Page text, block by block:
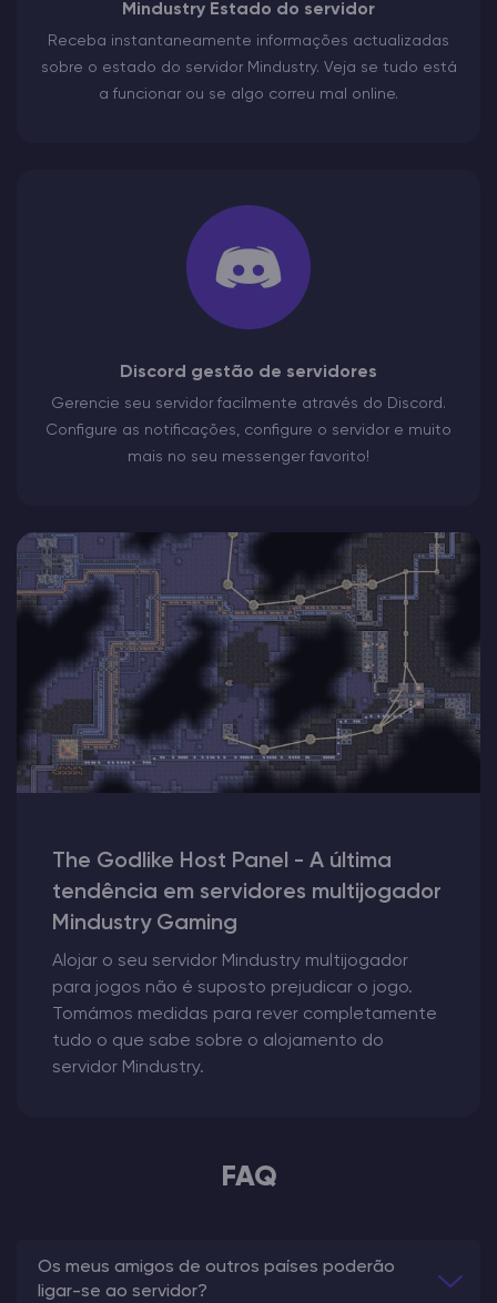
Mindustry Estado do servidor
Receba instantaneamente informações actualizadas
sobre o estado do servidor Mindustry. Veja se tudo está
a funcionar ou se algo correu mal online.
Discord gestão de servidores
Gerencie seu servidor facilmente através do Discord.
Configure as notificações, configure o servidor e muito
mais no seu messenger favorito!
The Godlike Host Panel - A última
tendência em servidores multijogador
Mindustry Gaming
Alojar o seu servidor Mindustry multijogador
para jogos não é suposto prejudicar o jogo.
Tomámos medidas para rever completamente
tudo o que sabe sobre o alojamento do
servidor Mindustry.
FAQ
Os meus amigos de outros países poderão
ligar-se ao servidor?